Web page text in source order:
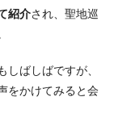
紹介され、聖地巡
ばしばですが、
をかけてみると会